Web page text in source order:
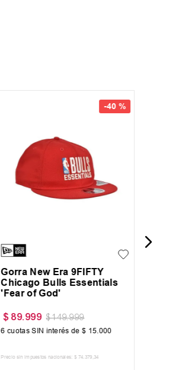
-40 %
Gorra New Era 9FIFTY
Chicago Bulls Essentials
'Fear of God'
$ 89.999 $ 149.999
6 cuotas SIN interés de$ 15 000
Precio sin impuestos nacionales: $ 74.379 ,34